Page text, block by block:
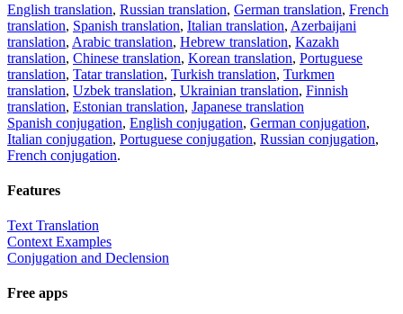
English translation, Russian translation, German translation, French
translation, Spanish translation, Italian translation, Azerbaijani
translation, Arabic translation, Hebrew translation, Kazakh
translation, Chinese translation, Korean translation, Portuguese
translation, Tatar translation, Turkish translation, Turkmen
translation, Uzbek translation, Ukrainian translation, Finnish
translation, Estonian translation, Japanese translation
Spanish conjugation, English conjugation, German conjugation,
Italian conjugation, Portuguese conjugation, Russian conjugation,
French conjugation.
Features
Text Translation
Context Examples
Conjugation and Declension
Free apps